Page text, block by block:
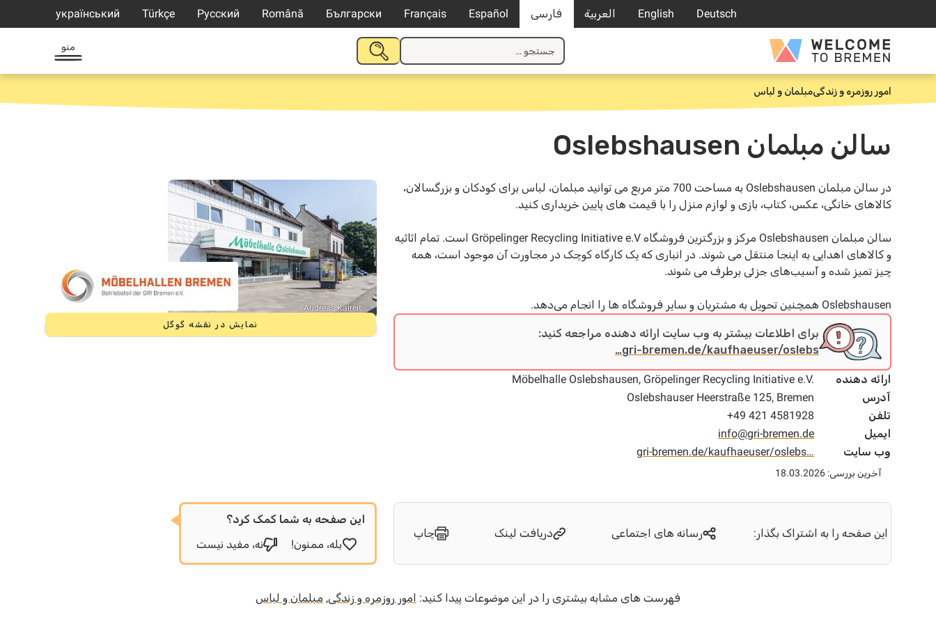
Deutsch
English العربية فارسی Español
Français
Български
Română
Русский
Türkçe
український
Welcome
to
Bremen
جستجو
برای:
جستجو
منو
خانه
امور روزمره و زندگیمبلمان و لباس
سالن مبلمان Oslebshausen
در سالن مبلمان Oslebshausen به مساحت 700 متر مربع می توانید مبلمان، لباس برای کودکان و بزرگسالان،
کالاهای خانگی، عکس، کتاب، بازی و لوازم منزل را با قیمت های پایین خریداری کنید.
سالن مبلمان Oslebshausen مرکز و بزرگترین فروشگاه Gröpelinger Recycling Initiative e.V است. تمام اثاثیه
و کالاهای اهدایی به اینجا منتقل می شوند. در انباری که یک کارگاه کوچک در مجاورت آن موجود است، همه
چیز تمیز شده و آسیب‌های جزئی برطرف می شوند.
Oslebshausen همچنین تحویل به مشتریان و سایر فروشگاه ها را انجام می‌دهد.
برای اطلاعات بیشتر به وب سایت ارائه دهنده مراجعه کنید:
gri-bremen.de/kaufhaeuser/oslebs…
ارائه دهنده
Möbelhalle Oslebshausen, Gröpelinger Recycling Initiative e.V.
آدرس
Oslebshauser Heerstraße 125, Bremen
تلفن
+49 421 4581928
ایمیل
info@gri-bremen.de
وب سایت
gri-bremen.de/kaufhaeuser/oslebs…
آخرین بررسی: 18.03.2026
© Andreas Kaireit
نمایش در نقشه گوگل
این صفحه را به اشتراک بگذار: رسانه های اجتماعی دریافت لینک چاپ
این صفحه به شما کمک کرد؟
بله، ممنون!
نه، مفید نیست
فهرست های مشابه بیشتری را در این موضوعات پیدا کنید: امور روزمره و زندگی, مبلمان و لباس